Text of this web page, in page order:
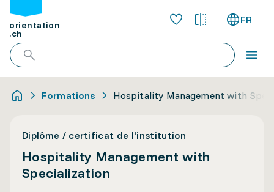
orientation
.ch
FR
Formations Hospitality Management with
Diplôme / certificat de l'institution
Hospitality Management with
Specialization